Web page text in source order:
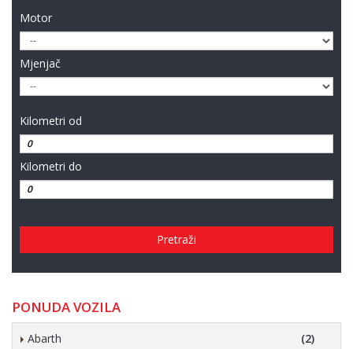
Motor
Mjenjač
Kilometri od
Kilometri do
Pretraži
PONUDA VOZILA
Abarth (2)